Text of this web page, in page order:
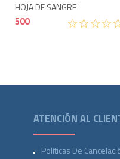
HOJA DE SANGRE
500
ATENCIÓN AL
Políticas De